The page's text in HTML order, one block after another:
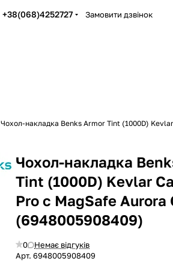
+38(068)4252727 Замовити дзвінок
Чохол-накладка Benks Armor Tint (1000D)
Чохол-накладка
Tint (1000D) Kevlar
Pro с MagSafe Aurora
(6948005908409)
0
Немає відгуків
Арт.6948005908409